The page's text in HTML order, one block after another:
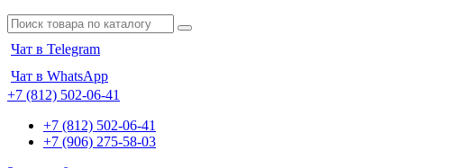
Чат в Telegram
Чат в WhatsApp
+7 (812) 502-06-41
+7 (812) 502-06-41
+7 (906) 275-58-03